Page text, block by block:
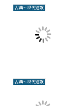
古典～現代短歌
古典～現代短歌